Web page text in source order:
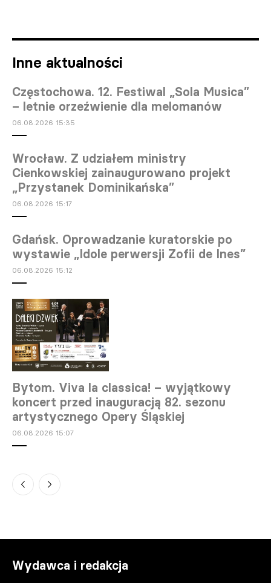
Inne aktualności
Częstochowa. 12. Festiwal „Sola Musica”
– letnie orzeźwienie dla melomanów
06.08.2026 15:35
Wrocław. Z udziałem ministry
Cienkowskiej zainaugurowano projekt
„Przystanek Dominikańska”
06.08.2026 15:17
Gdańsk. Oprowadzanie kuratorskie po
wystawie „Idole perwersji Zofii de Ines”
06.08.2026 15:12
Bytom. Viva la classica! – wyjątkowy
koncert przed inauguracją 82. sezonu
artystycznego Opery Śląskiej
06.08.2026 15:07
Teatru Ochoty
Wydawca i redakcja